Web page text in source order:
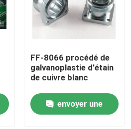
FF-8066 procédé de
galvanoplastie d'étain
de cuivre blanc
envoyer une